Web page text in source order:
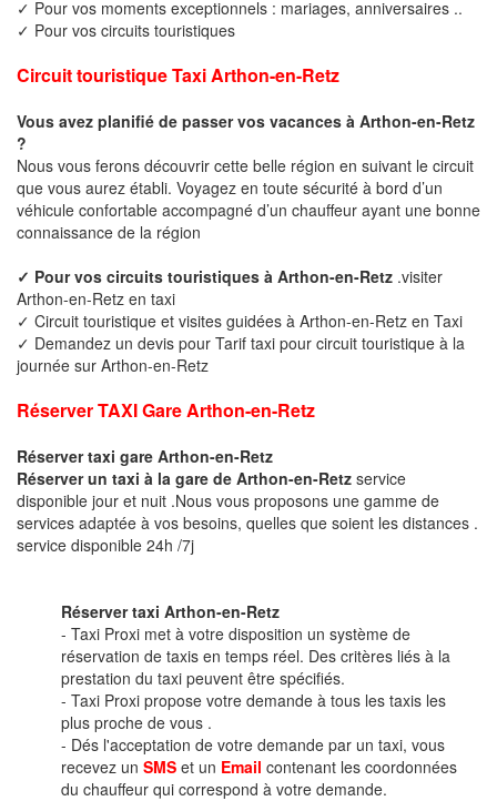
✓ Pour vos moments exceptionnels : mariages, anniversaires ..
✓ Pour vos circuits touristiques
Circuit touristique Taxi Arthon-en-Retz
Vous avez planifié de passer vos vacances à Arthon-en-Retz
?
Nous vous ferons découvrir cette belle région en suivant le circuit
que vous aurez établi. Voyagez en toute sécurité à bord d’un
véhicule confortable accompagné d’un chauffeur ayant une bonne
connaissance de la région
✓ Pour vos circuits touristiques à Arthon-en-Retz .visiter
Arthon-en-Retz en taxi
✓ Circuit touristique et visites guidées à Arthon-en-Retz en Taxi
✓ Demandez un devis pour Tarif taxi pour circuit touristique à la
journée sur Arthon-en-Retz
Réserver TAXI Gare Arthon-en-Retz
Réserver taxi gare Arthon-en-Retz
Réserver un taxi à la gare de Arthon-en-Retz service
disponible jour et nuit .Nous vous proposons une gamme de
services adaptée à vos besoins, quelles que soient les distances .
service disponible 24h /7j
Réserver taxi Arthon-en-Retz
- Taxi Proxi met à votre disposition un système de
réservation de taxis en temps réel. Des critères liés à la
prestation du taxi peuvent être spécifiés.
- Taxi Proxi propose votre demande à tous les taxis les
plus proche de vous .
- Dés l'acceptation de votre demande par un taxi, vous
recevez un SMS et un Email contenant les coordonnées
du chauffeur qui correspond à votre demande.